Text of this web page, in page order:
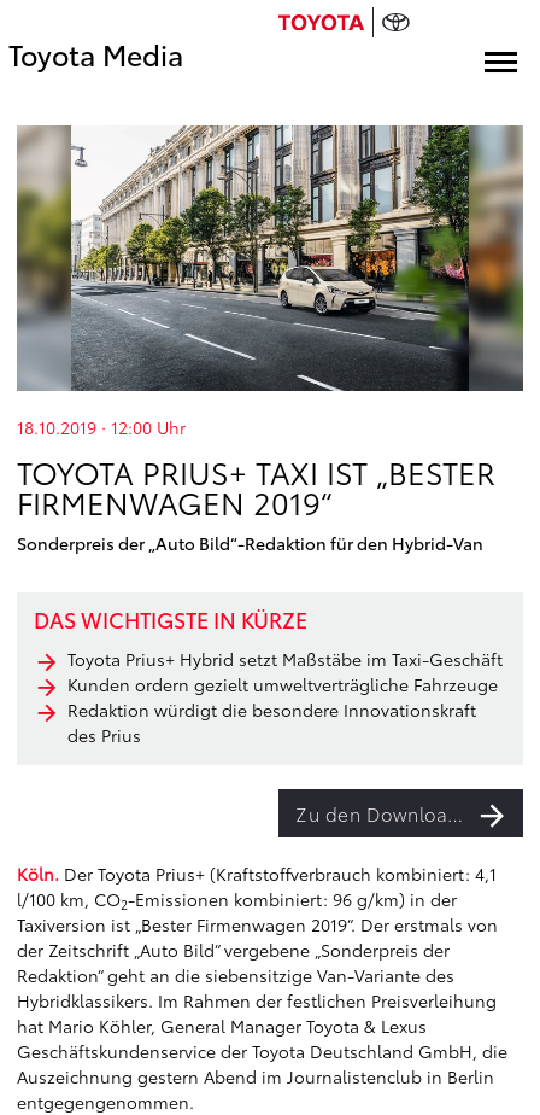
Toyota Media
18.10.2019 · 12:00 Uhr
TOYOTA PRIUS+ TAXI IST „BESTER
FIRMENWAGEN 2019“
Sonderpreis der „Auto Bild“-Redaktion für den Hybrid-Van
DAS WICHTIGSTE IN KÜRZE
Toyota Prius+ Hybrid setzt Maßstäbe im Taxi-Geschäft
Kunden ordern gezielt umweltverträgliche Fahrzeuge
Redaktion würdigt die besondere Innovationskraft
des Prius
Zu den Downloads
Köln. Der Toyota Prius+ (Kraftstoffverbrauch kombiniert: 4,1
l/100 km, CO2-Emissionen kombiniert: 96 g/km) in der
Taxiversion ist „Bester Firmenwagen 2019“. Der erstmals von
der Zeitschrift „Auto Bild“ vergebene „Sonderpreis der
Redaktion“ geht an die siebensitzige Van-Variante des
Hybridklassikers. Im Rahmen der festlichen Preisverleihung
hat Mario Köhler, General Manager Toyota & Lexus
Geschäftskundenservice der Toyota Deutschland GmbH, die
Auszeichnung gestern Abend im Journalistenclub in Berlin
entgegengenommen.